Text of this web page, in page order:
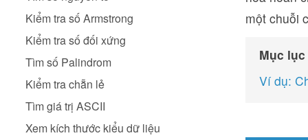
Kiểm tra số Armstrong
Kiểm tra số đối xứng
Tìm số Palindrom
Kiểm tra chẵn lẻ
Tìm giá trị ASCII
Xem kích thước kiểu dữ liệu
một chuỗi
Mục lục
Ví dụ: